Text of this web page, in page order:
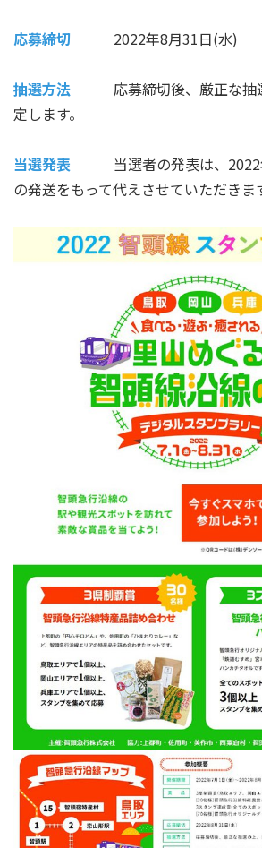
応募締切 2022年8月31日(水)
抽選方法 応募締切後、厳正な抽
定します。
当選発表 当選者の発表は、2022
の発送をもって代えさせていただきま